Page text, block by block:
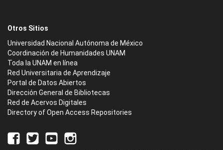
Otros Sitios
Universidad Nacional Autónoma de México
Coordinación de Humanidades UNAM
Toda la UNAM en línea
Red Universitaria de Aprendizaje
Portal de Datos Abiertos
Dirección General de Bibliotecas
Red de Acervos Digitales
Directory of Open Access Repositories